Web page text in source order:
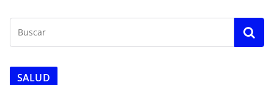
SALUD